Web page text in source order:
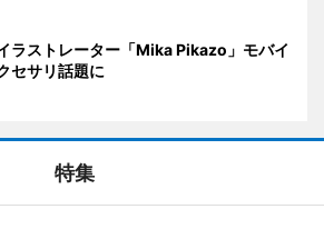
ラストレーター「Mika Pikazo」モバイ
セサリ話題に
特集